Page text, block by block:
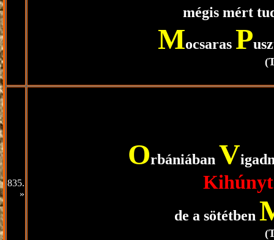
mégis mért
Mocsaras P
835.
»
Orbániában V
de a sötétben